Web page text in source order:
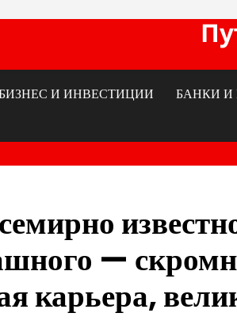
И ИНВЕСТИЦИИ БАНКИ И
—
карьера,